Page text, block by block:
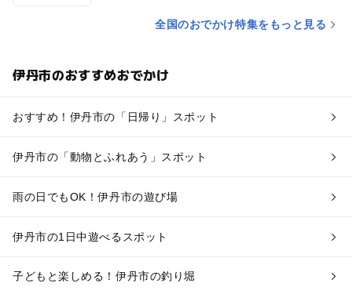
全国のおでかけ特集をもっと見る
伊丹市のおすすめおでかけ
おすすめ！伊丹市の「日帰り」スポット
伊丹市の「動物とふれあう」スポット
雨の日でもOK！伊丹市の遊び場
伊丹市の1日中遊べるスポット
子どもと楽しめる！伊丹市の釣り堀